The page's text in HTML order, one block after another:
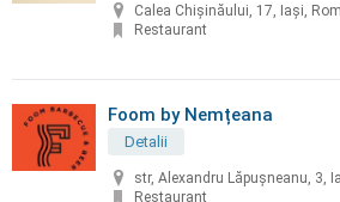
Calea Chișinăului, 17, Iași,
Restaurant
Foom by Nemțeana
Detalii
str, Alexandru Lăpușneanu, 3,
Restaurant